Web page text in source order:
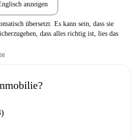
anzeigen
übersetzt. Es kann sein, dass sie
dass alles richtig ist, lies das